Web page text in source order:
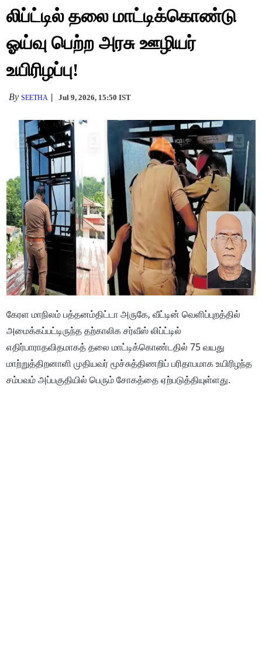
லிப்ட்டில் தலை மாட்டிக்கொண்டு
ஓய்வு பெற்ற அரசு ஊழியர்
உயிரிழப்பு!
BySEETHA Jul 9, 2026, 15:50 IST
கேரள மாநிலம் பத்தனம்திட்டா அருகே, வீட்டின் வெளிப்புறத்தில்
அமைக்கப்பட்டிருந்த தற்காலிக சர்வீஸ் லிப்ட்டில்
எதிர்பாராதவிதமாகத் தலை மாட்டிக்கொண்டதில் 75 வயது
மாற்றுத்திறனாளி முதியவர் மூச்சுத்திணறிப் பரிதாபமாக உயிரிழந்த
சம்பவம் அப்பகுதியில் பெரும் சோகத்தை ஏற்படுத்தியுள்ளது.